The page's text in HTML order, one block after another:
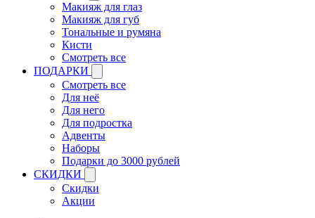
Макияж для глаз
Макияж для губ
Тональные и румяна
Кисти
Смотреть все
ПОДАРКИ
Смотреть все
Для неё
Для него
Для подростка
Адвенты
Наборы
Подарки до 3000 рублей
СКИДКИ
Скидки
Акции